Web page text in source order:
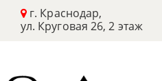
г. Краснодар,
ул. Круговая 26, 2 этаж